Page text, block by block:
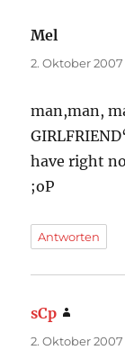
Mel
2. Oktober 2007
man,man,
have right
;oP
Antworten
sCp
2. Oktober 2007